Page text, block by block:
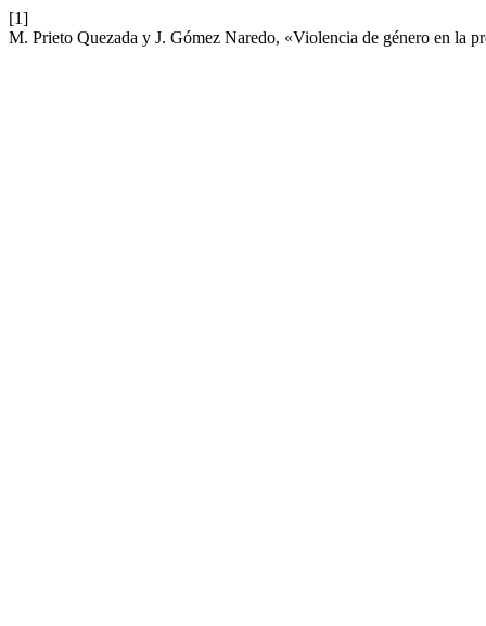
[1]
M. Prieto Quezada y J. Gómez Naredo, «Violencia de género en la